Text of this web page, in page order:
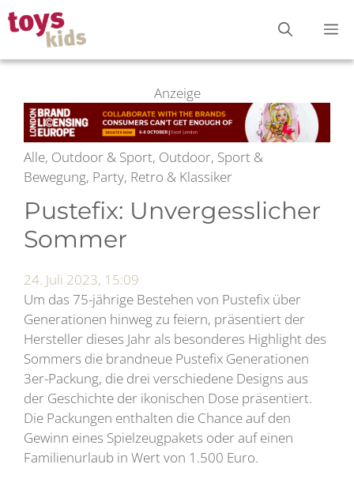
Zum
Inhalt
springen
Anzeige
Alle, Outdoor & Sport, Outdoor, Sport &
Bewegung, Party, Retro & Klassiker
Pustefix: Unvergesslicher
Sommer
24. Juli 2023, 15:09
Um das 75-jährige Bestehen von Pustefix über
Generationen hinweg zu feiern, präsentiert der
Hersteller dieses Jahr als besonderes Highlight des
Sommers die brandneue Pustefix Generationen
3er-Packung, die drei verschiedene Designs aus
der Geschichte der ikonischen Dose präsentiert.
Die Packungen enthalten die Chance auf den
Gewinn eines Spielzeugpakets oder auf einen
Familienurlaub in Wert von 1.500 Euro.